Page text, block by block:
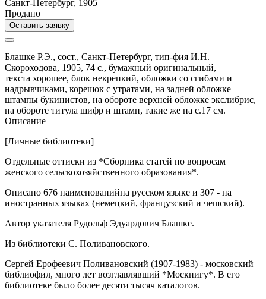
Санкт-Петербург, 1905
Продано
Оставить заявку
Блашке Р.Э., сост., Санкт-Петербург, тип-фия И.Н.
Скороходова, 1905, 74 с., бумажный оригинальный,
текста хорошее, блок некрепкий, обложки со сгибами и
надрывчиками, корешок с утратами, на задней обложке
штампы букинистов, на обороте верхней обложке экслибрис,
на обороте титула шифр и штамп, такие же на с.17 см.
Описание
[Личные библиотеки]
Отдельные оттиски из *Сборника статей по вопросам
женского сельскохозяйственного образования*.
Описано 676 наименованийна русском языке и 307 - на
иностранных языках (немецкий, французский и чешский).
Автор указателя Рудольф Эдуардович Блашке.
Из библиотеки С. Поливановского.
Сергей Ерофеевич Поливановский (1907-1983) - московский
библиофил, много лет возглавлявший *Москнигу*. В его
библиотеке было более десяти тысяч каталогов.